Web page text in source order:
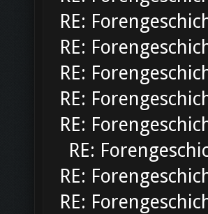
RE:
RE:
RE:
RE:
RE:
RE:
RE:
RE: